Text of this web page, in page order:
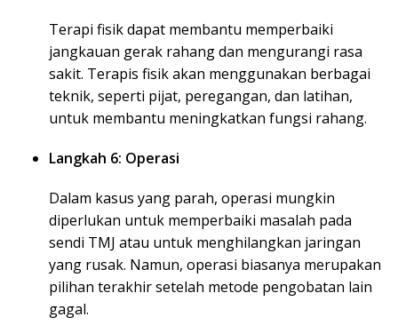
Terapi fisik dapat membantu memperbaiki
jangkauan gerak rahang dan mengurangi rasa
sakit. Terapis fisik akan menggunakan berbagai
teknik, seperti pijat, peregangan, dan latihan,
untuk membantu meningkatkan fungsi rahang.
Langkah 6: Operasi
Dalam kasus yang parah, operasi mungkin
diperlukan untuk memperbaiki masalah pada
sendi TMJ atau untuk menghilangkan jaringan
yang rusak. Namun, operasi biasanya merupakan
pilihan terakhir setelah metode pengobatan lain
gagal.